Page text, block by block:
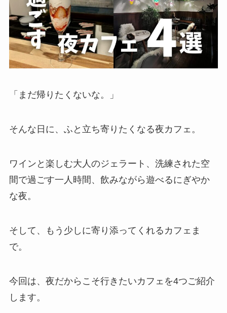
「まだ帰りたくないな。」
そんな日に、ふと立ち寄りたくなる夜カフェ。
ワインと楽しむ大人のジェラート、洗練された空
間で過ごす一人時間、飲みながら遊べるにぎやか
な夜。
そして、もう少しに寄り添ってくれるカフェま
で。
今回は、夜だからこそ行きたいカフェを4つご紹介
します。